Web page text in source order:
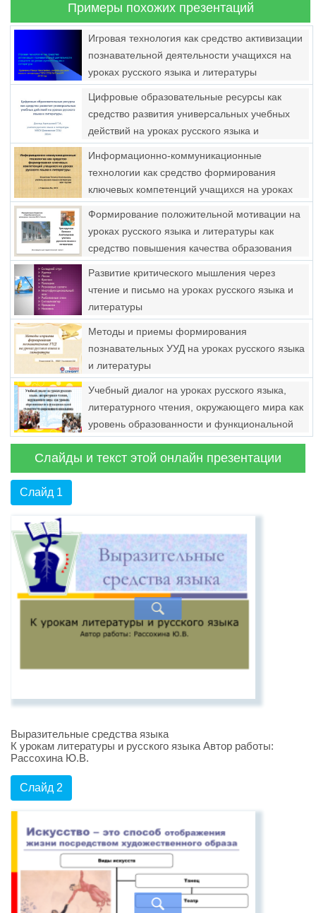
Примеры похожих презентаций
Игровая технология как средство активизации
познавательной деятельности учащихся на
уроках русского языка и литературы
Цифровые образовательные ресурсы как
средство развития универсальных учебных
действий на уроках русского языка и
Информационно-коммуникационные
технологии как средство формирования
ключевых компетенций учащихся на уроках
Формирование положительной мотивации на
уроках русского языка и литературы как
средство повышения качества образования
Развитие критического мышления через
чтение и письмо на уроках русского языка и
литературы
Методы и приемы формирования
познавательных УУД на уроках русского языка
и литературы
Учебный диалог на уроках русского языка,
литературного чтения, окружающего мира как
уровень образованности и функциональной
Слайды и текст этой онлайн презентации
Слайд 1
Выразительные средства языка
К урокам литературы и русского языка Автор работы:
Рассохина Ю.В.
Слайд 2